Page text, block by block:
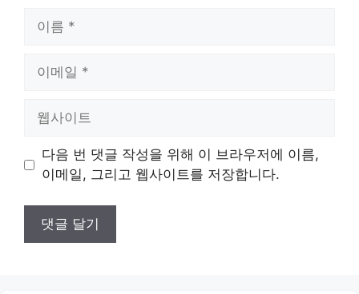
트
다음 번 댓글 작성을 위해 이 브라우저에 이름,
이메일, 그리고 웹사이트를 저장합니다.